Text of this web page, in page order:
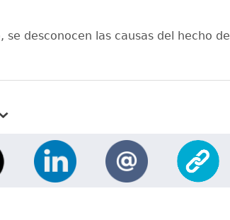
se desconocen las causas del hecho de